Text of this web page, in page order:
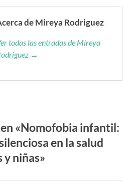
de Mireya Rodriguez
todas las entradas de Mireya
→
«Nomofobia infantil:
en la salud
y niñas»